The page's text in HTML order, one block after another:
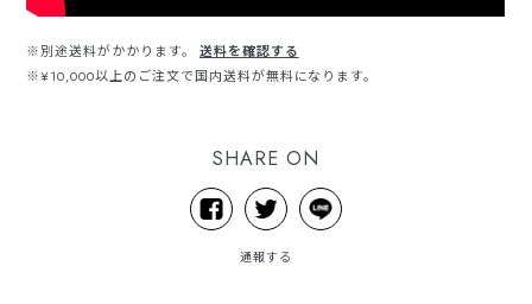
※別途送料がかかります。
送料を確認する
※¥10,000以上のご注文で国内送料が無料になります。
SHARE ON
通報する